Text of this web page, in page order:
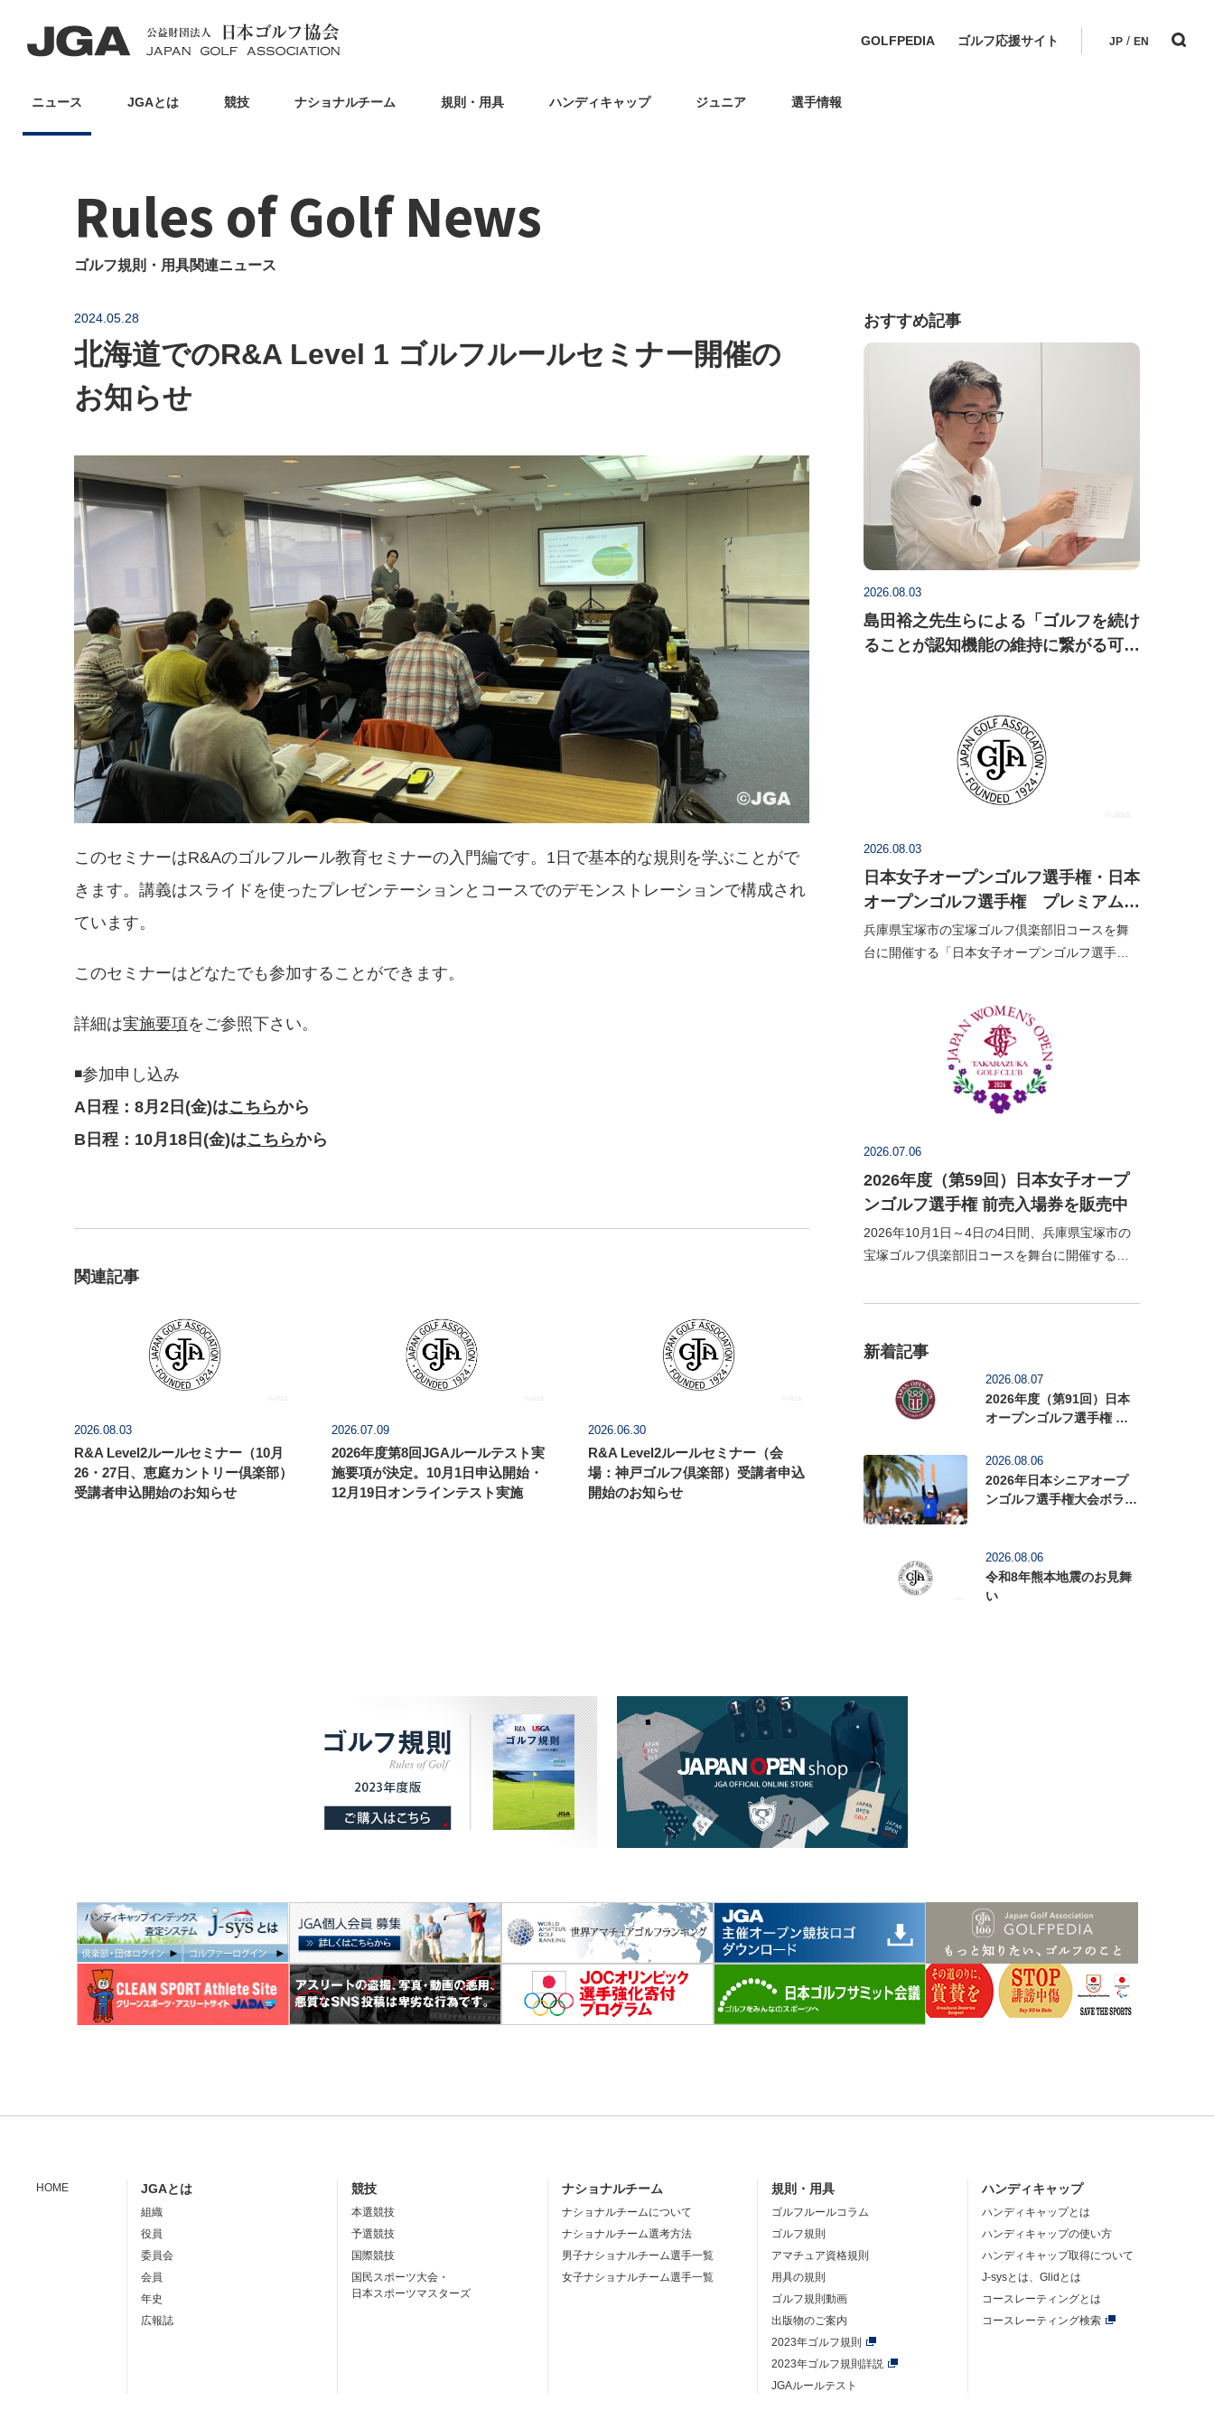
GOLFPEDIA ゴルフ応援サイト JP / EN
ニュース JGAとは 競技 ナショナルチーム 規則・用具 ハンディキャップ ジュニア 選手情報
Rules of Golf News
ゴルフ規則・用具関連ニュース
2024.05.28
北海道でのR&A Level 1 ゴルフルールセミナー開催の
お知らせ
このセミナーはR&Aのゴルフルール教育セミナーの入門編です。1日で基本的な規則を学ぶことがで
きます。講義はスライドを使ったプレゼンテーションとコースでのデモンストレーションで構成され
ています。
このセミナーはどなたでも参加することができます。
詳細は実施要項をご参照下さい。
◾️参加申し込み
A日程：8月2日(金)はこちらから
B日程：10月18日(金)はこちらから
関連記事
2026.08.03
R&A Level2ルールセミナー（10月
26・27日、恵庭カントリー倶楽部）
受講者申込開始のお知らせ
2026.07.09
2026年度第8回JGAルールテスト実
施要項が決定。10月1日申込開始・
12月19日オンラインテスト実施
2026.06.30
R&A Level2ルールセミナー（会
場：神戸ゴルフ倶楽部）受講者申込
開始のお知らせ
おすすめ記事
2026.08.03
島田裕之先生らによる「ゴルフを続け
ることが認知機能の維持に繋がる可能
2026.08.03
日本女子オープンゴルフ選手権・日本
オープンゴルフ選手権 プレミアムチ
ケット販売を開始
兵庫県宝塚市の宝塚ゴルフ倶楽部旧コースを舞
台に開催する「日本女子オープンゴルフ選手
権」のプレミアムチケットの販売を開…
2026.07.06
2026年度（第59回）日本女子オープ
ンゴルフ選手権 前売入場券を販売中
2026年10月1日～4日の4日間、兵庫県宝塚市の
宝塚ゴルフ倶楽部旧コースを舞台に開催する
選手権」の前売入場券の販売を開始いたしまし
新着記事
2026.08.07
2026年度（第91回）日本
オープンゴルフ選手権 前
2026.08.06
2026年日本シニアオープ
ンゴルフ選手権大会ボラン
2026.08.06
令和8年熊本地震のお見舞
い
HOME JGAとは
組織
役員
委員会
会員
年史
広報誌
競技
本選競技
予選競技
国際競技
国民スポーツ大会・
日本スポーツマスターズ
ナショナルチーム
ナショナルチームについて
ナショナルチーム選考方法
男子ナショナルチーム選手一覧
女子ナショナルチーム選手一覧
規則・用具
ゴルフルールコラム
ゴルフ規則
アマチュア資格規則
用具の規則
ゴルフ規則動画
出版物のご案内
2023年ゴルフ規則
2023年ゴルフ規則詳説
JGAルールテスト
ハンディキャップ
ハンディキャップとは
ハンディキャップの使い方
ハンディキャップ取得について
J-sysとは、Glidとは
コースレーティングとは
コースレーティング検索